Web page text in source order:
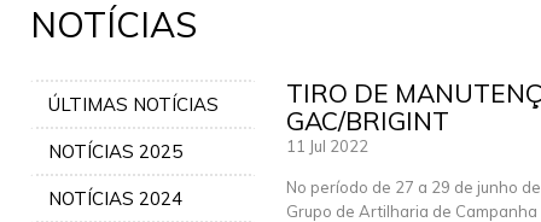
NOTÍCIAS
ÚLTIMAS NOTÍCIAS
NOTÍCIAS 2025
NOTÍCIAS 2024
TIRO DE
GAC/BRIGINT
11 Jul 2022
No período de 27 a 29 de junho
Grupo de Artilharia de